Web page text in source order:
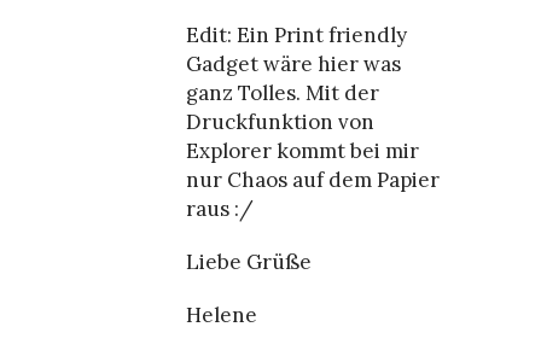
Edit: Ein Print friendly
Gadget wäre hier was
ganz Tolles. Mit der
Druckfunktion von
Explorer kommt bei mir
nur Chaos auf dem Papier
raus :/
Liebe Grüße
Helene